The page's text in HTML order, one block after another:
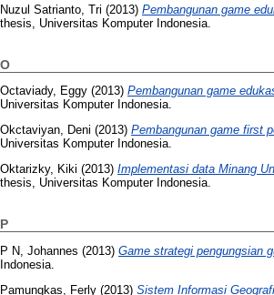
Nuzul Satrianto, Tri (2013) Pembangunan game
thesis, Universitas Komputer Indonesia.
O
Octaviady, Eggy (2013) Pembangunan game
Universitas Komputer Indonesia.
Okctaviyan, Deni (2013) Pembangunan game first
Universitas Komputer Indonesia.
Oktarizky, Kiki (2013) Implementasi data Minang
thesis, Universitas Komputer Indonesia.
P
P N, Johannes (2013) Game strategi pengungsian
Indonesia.
Pamungkas, Ferly (2013) Sistem Informasi